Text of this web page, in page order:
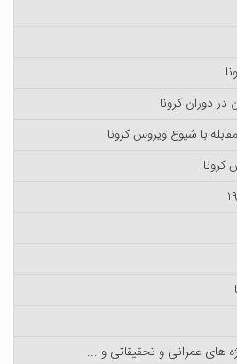
دوران کرونا
با شیوع ویروس کرونا
کرونا
های عمرانی و تحقیقاتی و ...